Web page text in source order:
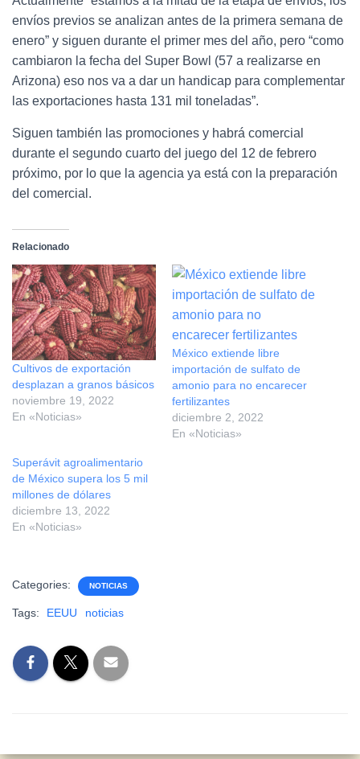
envíos previos se analizan antes de la primera semana de
enero” y siguen durante el primer mes del año, pero “como
cambiaron la fecha del Super Bowl (57 a realizarse en
Arizona) eso nos va a dar un handicap para complementar
las exportaciones hasta 131 mil toneladas”.
Siguen también las promociones y habrá comercial
durante el segundo cuarto del juego del 12 de febrero
próximo, por lo que la agencia ya está con la preparación
del comercial.
Relacionado
Cultivos de exportación
desplazan a granos básicos
noviembre 19, 2022
En «Noticias»
México extiende libre
importación de sulfato de
amonio para no encarecer
fertilizantes
diciembre 2, 2022
En «Noticias»
Superávit agroalimentario
de México supera los 5 mil
millones de dólares
diciembre 13, 2022
En «Noticias»
Categories: NOTICIAS
Tags: EEUU noticias